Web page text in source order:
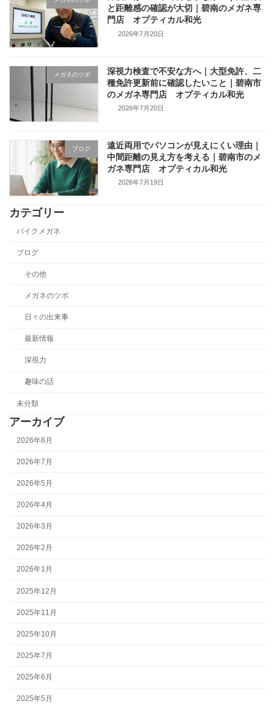
と距離感の確認が大切｜碧南のメガネ専
門店 オプティカル和光
2026年7月20日
メガネのツボ
深視力検査で不安な方へ｜大型免許、二
種免許更新前に確認したいこと｜碧南市
のメガネ専門店 オプティカル和光
2026年7月20日
ブログ
遠近両用でパソコンが見えにくい理由｜
中間距離の見え方を考える｜碧南市のメ
ガネ専門店 オプティカル和光
2026年7月19日
カテゴリー
バイクメガネ
ブログ
その他
メガネのツボ
日々の出来事
最新情報
深視力
趣味の話
未分類
アーカイブ
2026年8月
2026年7月
2026年5月
2026年4月
2026年3月
2026年2月
2026年1月
2025年12月
2025年11月
2025年10月
2025年7月
2025年6月
2025年5月